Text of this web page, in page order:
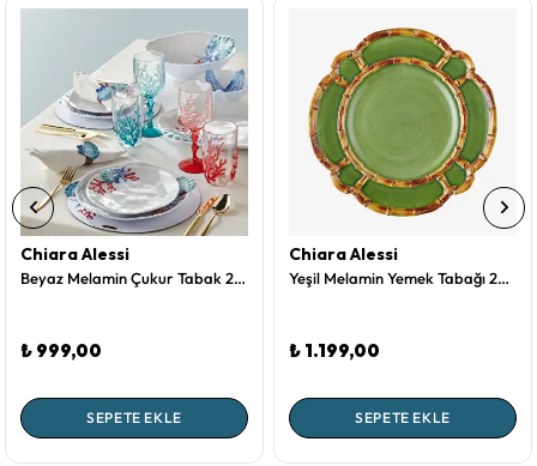
Chiara Alessi
Beyaz Melamin Çukur Tabak 23 Cm Bambu Collection by Chiara Alessi
₺ 999,00
SEPETE EKLE
Chiara Alessi
Yeşil Melamin Yemek Tabağı 28 Cm Bambu Collection by Chiara Alessi
₺ 1.199,00
SEPETE EKLE